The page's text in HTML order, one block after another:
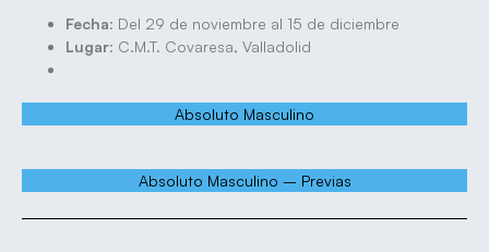
Fecha: Del 29 de noviembre al 15 de diciembre
Lugar: C.M.T. Covaresa, Valladolid
Absoluto Masculino
Absoluto Masculino – Previas